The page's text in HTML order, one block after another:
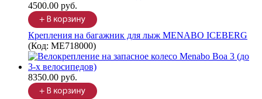
4500.00 руб.
Крепления на багажник для лыж MENABO ICEBERG
(Код: ME718000)
8350.00 руб.